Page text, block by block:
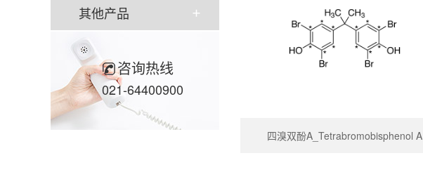
其他产品
咨询热线
021-64400900
四溴双酚A_Tetrabromobisphenol A